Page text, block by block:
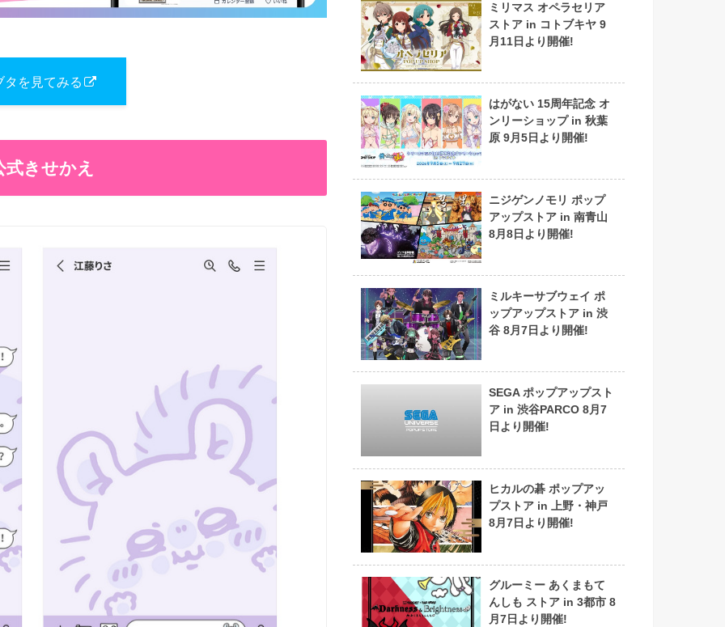
タを見てみる
きせかえ
ミリマス オペラセリア
ストア in コトブキヤ 9
月11日より開催!
はがない 15周年記念 オ
ンリーショップ in 秋葉
原 9月5日より開催!
ニジゲンノモリ ポップ
アップストア in 南青山
8月8日より開催!
ミルキーサブウェイ ポ
ップアップストア in 渋
谷 8月7日より開催!
SEGA ポップアップスト
ア in 渋谷PARCO 8月7
日より開催!
ヒカルの碁 ポップアッ
プストア in 上野・神戸
8月7日より開催!
グルーミー あくまもて
んしも ストア in 3都市 8
月7日より開催!